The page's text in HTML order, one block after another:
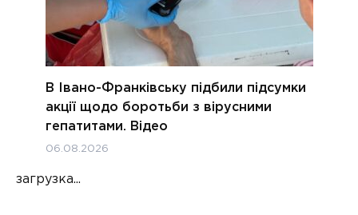
В Івано-Франківську підбили підсумки
акції щодо боротьби з вірусними
гепатитами. Відео
06.08.2026
загрузка...